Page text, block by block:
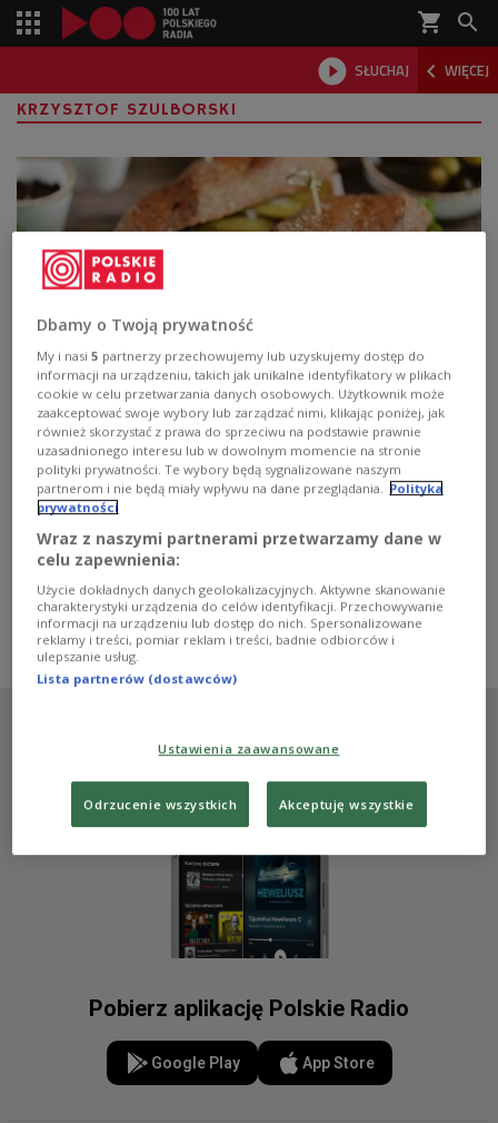
shopping_cart 
 SŁUCHAJ  WIĘCEJ

KRZYSZTOF SZULBORSKI
Ogórki są zdrowie i smaczne. Co możemy
przygotować z nich w kuchni?
Ogórki to jedno z ulubionych warzyw Polaków, chociaż
czasami są niesłusznie niedoceniane. Dlaczego? -
Ogórek może nam pomóc dobrze się nawodnić,
szczególnie w upalne dni - mówi w Programie 1
Polskiego Radia dietetyczka Marta Kielak. Jakie potrawy
możemy przygotować z ogórków?
Zobacz więcej na temat:zdrowie Izabela Kostyszyn ogórki
dieta jedzenie Marta Kielak
Pobierz aplikację Polskie Radio
Google Play App Store
Dbamy o Twoją prywatność
My i nasi5 partnerzy przechowujemy lub uzyskujemy dostęp do
informacji na urządzeniu, takich jak unikalne identyfikatory w plikach
cookie w celu przetwarzania danych osobowych. Użytkownik może
zaakceptować swoje wybory lub zarządzać nimi, klikając poniżej, jak
również skorzystać z prawa do sprzeciwu na podstawie prawnie
uzasadnionego interesu lub w dowolnym momencie na stronie
polityki prywatności. Te wybory będą sygnalizowane naszym
partnerom i nie będą miały wpływu na dane przeglądania.
Polityka
prywatności
Wraz z naszymi partnerami przetwarzamy dane w
celu zapewnienia:
Użycie dokładnych danych geolokalizacyjnych. Aktywne skanowanie
charakterystyki urządzenia do celów identyfikacji. Przechowywanie
informacji na urządzeniu lub dostęp do nich. Spersonalizowane
reklamy i treści, pomiar reklam i treści, badnie odbiorców i
ulepszanie usług.
Lista partnerów (dostawców)
Ustawienia zaawansowane
Odrzucenie wszystkich Akceptuję wszystkie